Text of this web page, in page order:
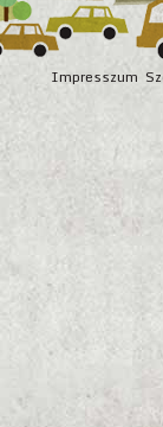
Impresszum